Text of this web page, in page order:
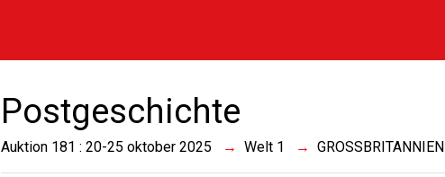
Postgeschichte
Auktion 181 : 20-25 oktober 2025 Welt 1 GROSSBRITANNIEN